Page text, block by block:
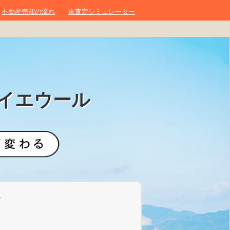
不動産売却の流れ 家査定シミュレーター
エウール